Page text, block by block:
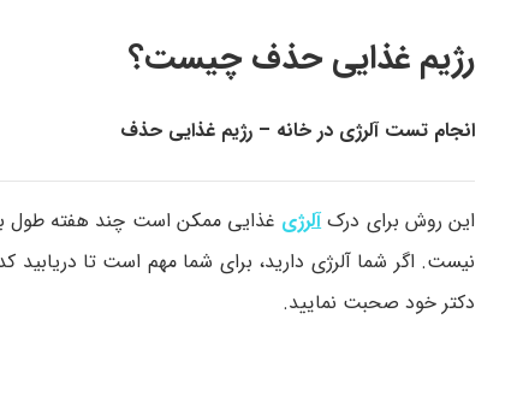
رژیم غذایی حذف چیست؟
انجام تست آلرژی در خانه – رژیم غذایی حذف
این روش برای درکآلرژی غذایی ممکن است چند هفته طول
نیست. اگر شما آلرژی دارید، برای شما مهم است تا دریابید
دکتر خود صحبت نمایید.